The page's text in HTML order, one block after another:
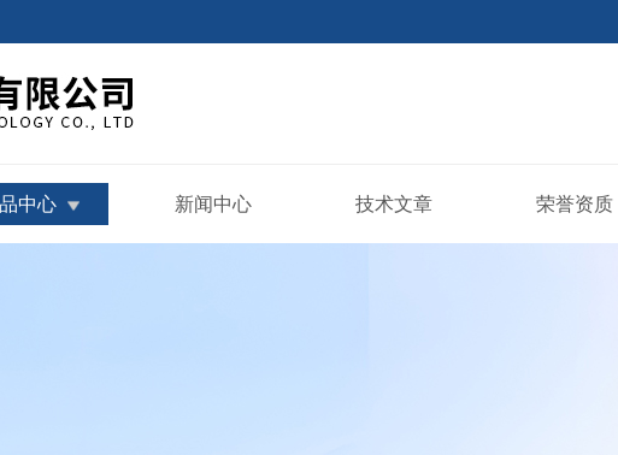
中心 新闻中心 技术文章 荣誉资质